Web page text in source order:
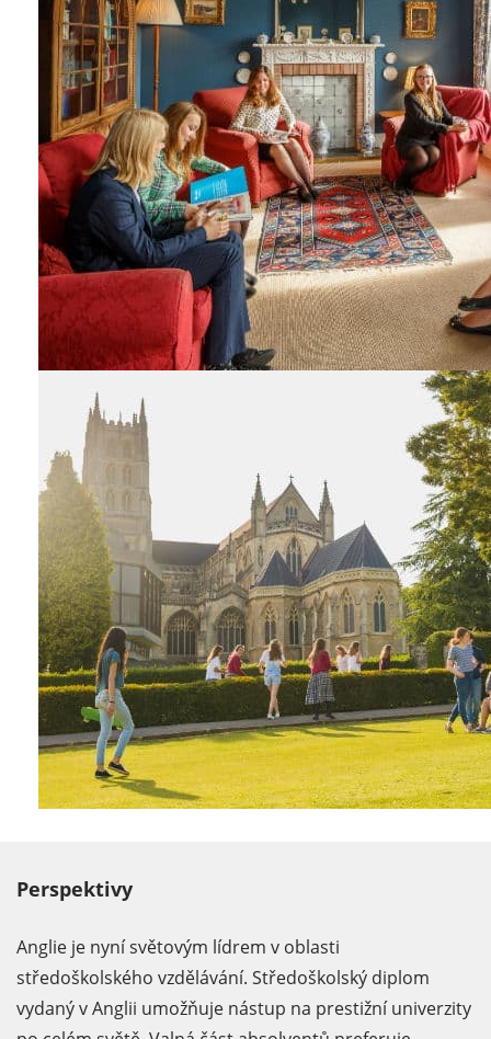
Perspektivy
Anglie je nyní světovým lídrem v oblasti
středoškolského vzdělávání. Středoškolský diplom
vydaný v Anglii umožňuje nástup na prestižní univerzity